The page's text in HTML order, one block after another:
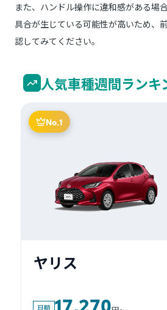
また、ハンドル操作に違和感がある場
具合が生じている可能性が高いため、
認してみてください。